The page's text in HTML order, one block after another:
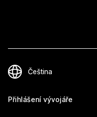
Přihlášení vývojáře